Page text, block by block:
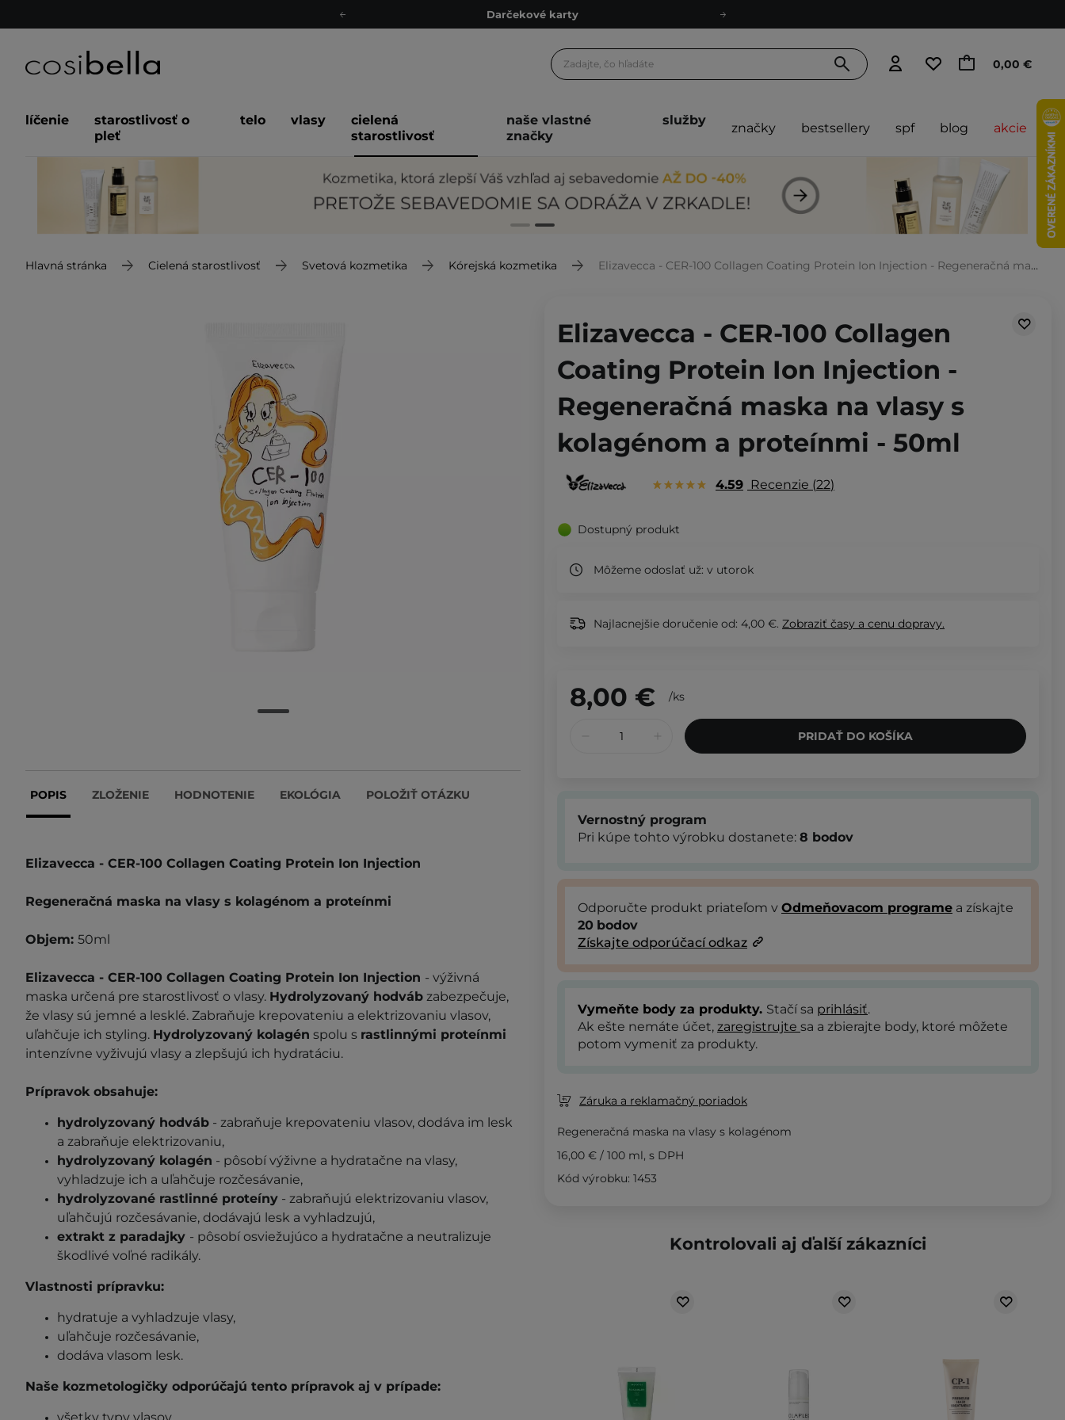
Darčekové karty
Odmeňovací program
Darčekové karty
0,00 €
líčenie
starostlivosť o
pleť
telo vlasy
cielená
starostlivosť
naše vlastné
značky
služby
značky bestsellery spf blog akcie
Hlavná stránka Cielená starostlivosť Svetová kozmetika Kórejská kozmetika Elizavecca - CER-100 Collagen Coating Protein Ion Injection - Regeneračná maska na vlasy s kolagénom a proteínmi - 50ml
POPIS ZLOŽENIE HODNOTENIE EKOLÓGIA POLOŽIŤ OTÁZKU
Elizavecca - CER-100 Collagen Coating Protein Ion Injection
Regeneračná maska na vlasy s kolagénom a proteínmi
Objem: 50ml
Elizavecca - CER-100 Collagen Coating Protein Ion Injection - výživná
maska určená pre starostlivosť o vlasy. Hydrolyzovaný hodváb zabezpečuje,
že vlasy sú jemné a lesklé. Zabraňuje krepovateniu a elektrizovaniu vlasov,
uľahčuje ich styling. Hydrolyzovaný kolagén spolu s rastlinnými proteínmi
intenzívne vyživujú vlasy a zlepšujú ich hydratáciu.
Prípravok obsahuje:
hydrolyzovaný hodváb - zabraňuje krepovateniu vlasov, dodáva im lesk
a zabraňuje elektrizovaniu,
hydrolyzovaný kolagén - pôsobí výživne a hydratačne na vlasy,
vyhladzuje ich a uľahčuje rozčesávanie,
hydrolyzované rastlinné proteíny - zabraňujú elektrizovaniu vlasov,
uľahčujú rozčesávanie, dodávajú lesk a vyhladzujú,
extrakt z paradajky - pôsobí osviežujúco a hydratačne a neutralizuje
škodlivé voľné radikály.
Vlastnosti prípravku:
hydratuje a vyhladzuje vlasy,
uľahčuje rozčesávanie,
dodáva vlasom lesk.
Naše kozmetologičky odporúčajú tento prípravok aj v prípade:
všetky typy vlasov.
Elizavecca - CER-100 Collagen
Coating Protein Ion Injection -
Regeneračná maska na vlasy s
kolagénom a proteínmi - 50ml
4.59 Recenzie 22
Dostupný produkt
Môžeme odoslať už: v utorok
Najlacnejšie doručenie od: 4,00 €. Zobraziť časy a cenu dopravy.
8,00 € /ks
PRIDAŤ DO KOŠÍKA
Vernostný program
Pri kúpe tohto výrobku dostanete: 8 bodov
Odporučte produkt priateľom v Odmeňovacom programe a získajte
20 bodov
Získajte odporúčací odkaz
Vymeňte body za produkty. Stačí sa prihlásiť.
Ak ešte nemáte účet, zaregistrujte sa a zbierajte body, ktoré môžete
potom vymeniť za produkty.
Záruka a reklamačný poriadok
Regeneračná maska na vlasy s kolagénom
16,00 € / 100 ml, s DPH
Kód výrobku: 1453
Kontrolovali aj ďalší zákazníci